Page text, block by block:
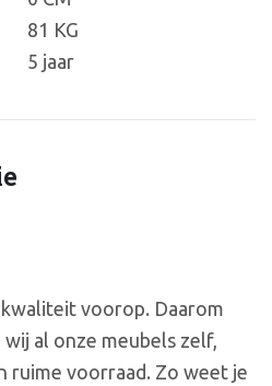
81 KG
5 jaar
voorop. Daarom
al onze meubels zelf,
ruime voorraad. Zo weet je